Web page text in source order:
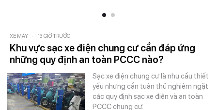
XE MÁY - 13 GIỜ TRƯỚC
Khu vực sạc xe điện chung cư cần đáp ứng
những quy định an toàn PCCC nào?
Sạc xe điện chung cư là nhu cầu thiết
yếu nhưng cần tuân thủ nghiêm ngặt
các quy định sạc xe điện và an toàn
PCCC chung cư.